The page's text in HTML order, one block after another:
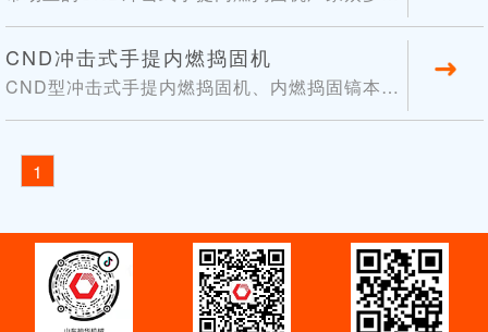
省力、减震效果好等特点。适合石碴线路的修
养，整体道岔的捣固，板结道床的疏松等。通过
更换不同的工具，用于公路建设和土木工程中的
各种破碎...
产品质量参差不求，虽然很多外观看起来差不
多，但是实际使用起来还是有差别的。CND型冲
击式手提内燃捣固机、内燃捣固镐本机设计新
颖、结构紧凑、重量轻、效率高、操作简便、省
力、减震效果好等特点。适合石碴线路的修养，
整体道岔的捣固，板结道床的疏松等。通过更换
不同的...
02
CND冲击式手提内燃捣固机
CND型冲击式手提内燃捣固机、内燃捣固镐本机
设计新颖、结构紧凑、重量轻、效率高、操作简
修养，整体道岔的捣固，板结道床的疏松等。通
过更换不同的工具，用于公路建设和土木工程中
1